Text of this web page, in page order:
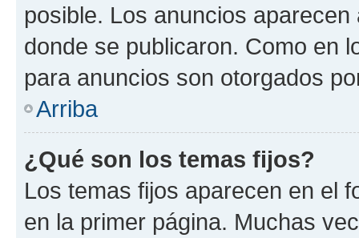
posible. Los anuncios
donde se publicaron. Como en
para anuncios son otorgados
Arriba
¿Qué son los temas fijos?
Los temas fijos aparecen en el
en la primer página. Muchas